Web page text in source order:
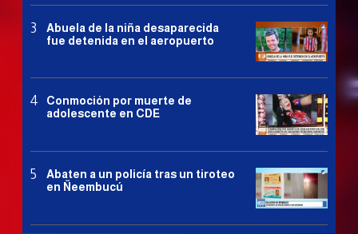
Abuela de la niña desaparecida
fue detenida en el aeropuerto
Conmoción por muerte de
adolescente en CDE
Abaten a un policía tras un tiroteo
en Ñeembucú